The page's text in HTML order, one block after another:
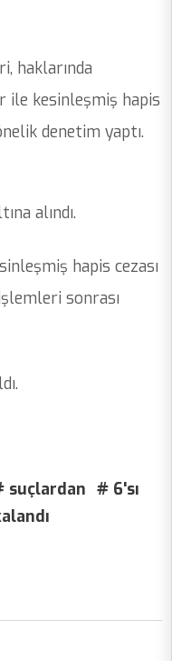
haklarında
ile kesinleşmiş hapis
denetim yaptı.
alındı.
hapis cezası
sonrası
suçlardan # 6'sı